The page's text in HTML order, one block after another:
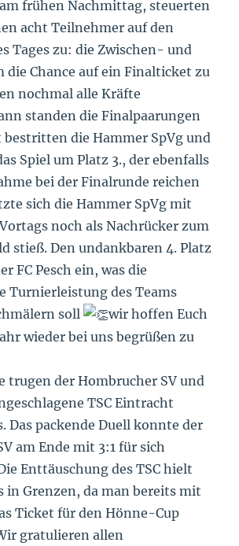
frühen Nachmittag, steuerten
acht Teilnehmer auf den
Tages zu: die Zwischen- und
die Chance auf ein Finalticket zu
nochmal alle Kräfte
standen die Finalpaarungen
bestritten die Hammer SpVg und
Spiel um Platz 3., der ebenfalls
bei der Finalrunde reichen
sich die Hammer SpVg mit
noch als Nachrücker zum
stieß. Den undankbaren 4. Platz
FC Pesch ein, was die
Turnierleistung des Teams
soll
wir hoffen Euch
wieder bei uns begrüßen zu
trugen der Hombrucher SV und
TSC Eintracht
Das packende Duell konnte der
am Ende mit 3:1 für sich
Enttäuschung des TSC hielt
in Grenzen, da man bereits mit
Ticket für den Hönne-Cup
gratulieren allen